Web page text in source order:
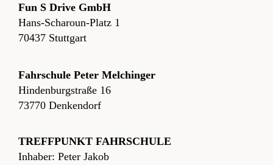
Fun S Drive GmbH
Hans-Scharoun-Platz 1
70437 Stuttgart
Fahrschule Peter Melchinger
Hindenburgstraße 16
73770 Denkendorf
TREFFPUNKT FAHRSCHULE
Inhaber: Peter Jakob